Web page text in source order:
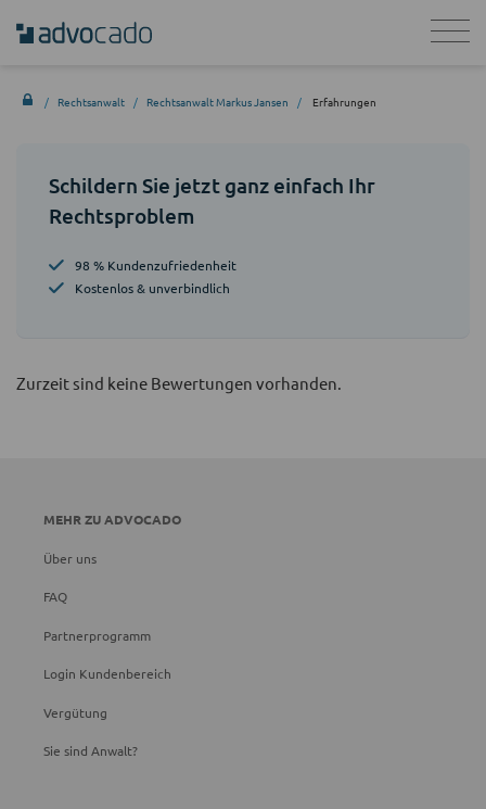
Rechtsanwalt Rechtsanwalt Markus Jansen Erfahrungen
Schildern Sie jetzt ganz einfach Ihr
Rechtsproblem
98 % Kundenzufriedenheit
Kostenlos & unverbindlich
Zurzeit sind keine Bewertungen vorhanden.
MEHR ZU ADVOCADO
Über uns
FAQ
Partnerprogramm
Login Kundenbereich
Vergütung
Sie sind Anwalt?